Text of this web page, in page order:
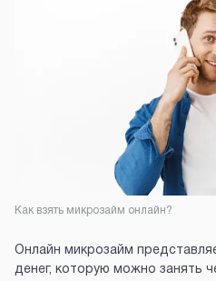
Как взять микрозайм онлайн?
Онлайн микрозайм
денег, которую можно занять